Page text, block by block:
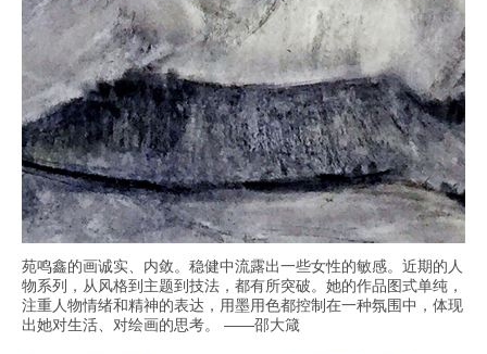
苑鸣鑫的画诚实、内敛。稳健中流露出一些女性的敏感。近期的人
物系列，从风格到主题到技法，都有所突破。她的作品图式单纯，
注重人物情绪和精神的表达，用墨用色都控制在一种氛围中，体现
出她对生活、对绘画的思考。 ——邵大箴